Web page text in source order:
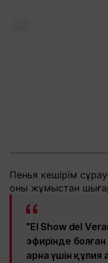
Пенья кешірім
оны жұмыстан
"El Show del
эфирінде болған
арна үшін құпия